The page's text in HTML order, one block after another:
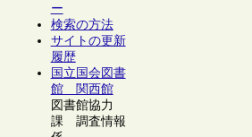
ー
検索の方法
サイトの更新
履歴
国立国会図書
館 関西館
図書館協力
課 調査情報